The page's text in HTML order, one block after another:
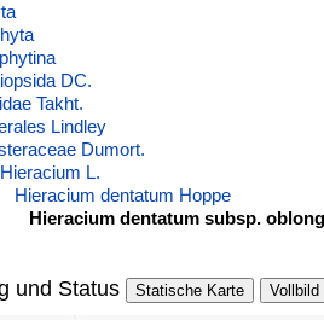
DC.
Takht.
Lindley
Dumort.
Hieracium L.
Hieracium dentatum Hoppe
Hieracium dentatum subsp.
und Status Statische Karte Vollbild